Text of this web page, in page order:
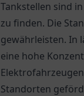
Tankstellen sind
zu finden. Die
gewährleisten. In
eine hohe
Standorten